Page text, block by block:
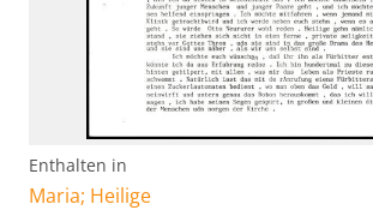
Enthalten in
Maria; Heilige